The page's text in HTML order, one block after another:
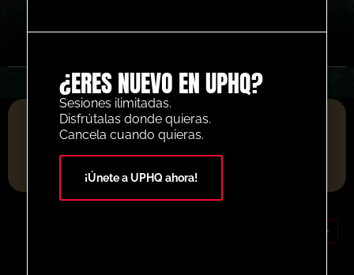
PLATAFORMA DE RECURSOS DE FÚTBOL DEL AÑO 2025
¿ERES NUEVO EN UPHQ?
Sesiones ilimitadas.
Disfrútalas donde quieras.
Cancela cuando quieras.
¡Únete a UPHQ ahora!